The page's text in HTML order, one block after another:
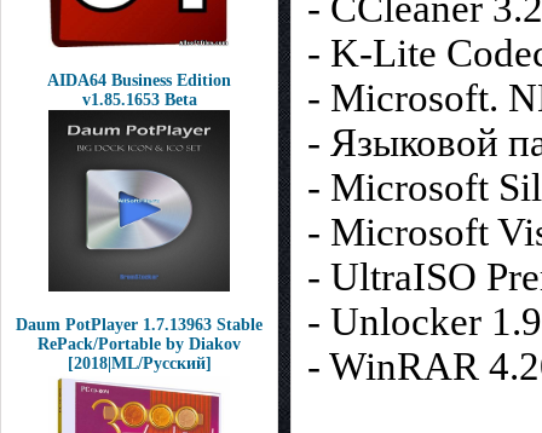
AIDA64 Business Edition
v1.85.1653 Beta
Daum PotPlayer 1.7.13963 Stable
RePack/Portable by Diakov
[2018|ML/Русский]
- CCleaner
- K-Lite
- Microsoft.
- Языковой
- Microsoft
- Microsoft
- UltraISO
- Unlocker
- WinRAR